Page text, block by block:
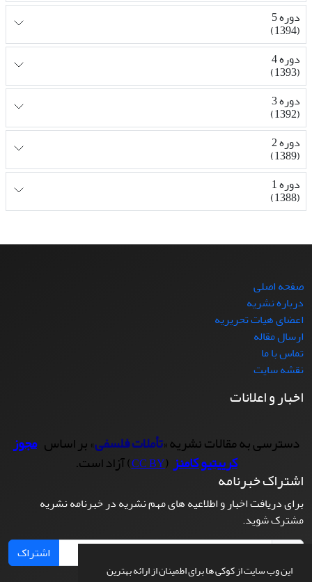
این وب سایت از کوکی ها برای اطمینان از ارائه بهترین
دوره 5
(1394)
دوره 4
(1393)
دوره 3
(1392)
دوره 2
(1389)
دوره 1
(1388)
صفحه اصلی
درباره نشریه
اعضای هیات تحریریه
ارسال مقاله
تماس با ما
نقشه سایت
اخبار و اعلانات
دسترسی به مقالات نشریه «تأملات فلسفی» بر اساس مجوز
کرییتیو کامنز(
CC BY) آزاد است.
اشتراک خبرنامه
برای دریافت اخبار و اطلاعیه های مهم نشریه در خبرنامه نشریه
مشترک شوید.
اشتراک